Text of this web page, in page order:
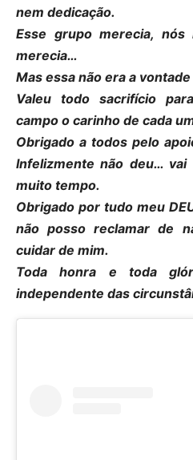
nem dedicação.
Esse grupo merecia, nós
merecia…
Mas essa não era a vontade
Valeu todo sacrifício
campo o carinho de cada
Obrigado a todos pelo
Infelizmente não deu…
muito tempo.
Obrigado por tudo meu
não posso reclamar de
cuidar de mim.
Toda honra e toda
independente das